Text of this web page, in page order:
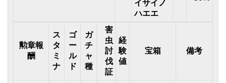
イサイノ
ハエエ
勲章報
酬
ス
タ
ミ
ナ
ゴ
ー
ル
ド
ガ
チ
ャ
種
害
虫
討
伐
証
経
験
値
宝箱 備考